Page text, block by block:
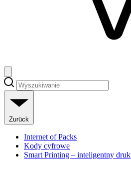
Zurück
Internet of Packs
Kody cyfrowe
Smart Printing – inteligentny druk